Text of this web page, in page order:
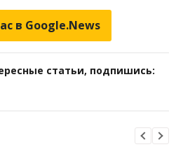
в Google.News
статьи, подпишись: